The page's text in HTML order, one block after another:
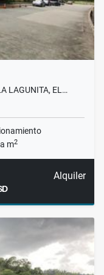
LAGUNITA, EL…
m2
Alquiler